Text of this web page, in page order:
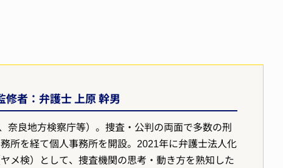
修者：弁護士 上原 幹男
奈良地方検察庁等）。捜査・公判の両面で多数の刑
所を経て個人事務所を開設。2021年に弁護士法人化
メ検）として、捜査機関の思考・動き方を熟知した